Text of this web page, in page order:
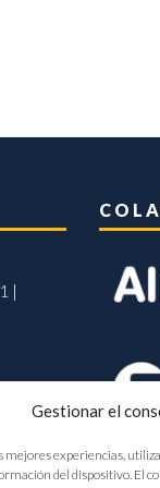
Gestionar el
mejores experiencias,
del dispositivo. El
|